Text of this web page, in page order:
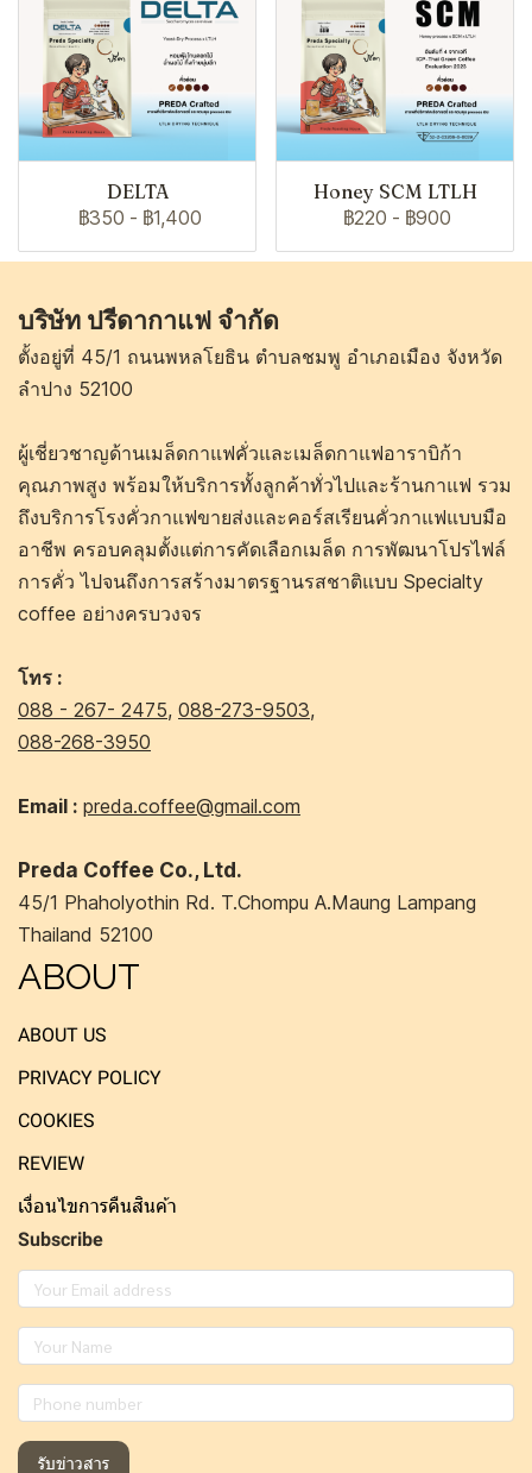
DELTA
฿350 - ฿1,400
Honey SCM LTLH
฿220 - ฿900
บริษัท ปรีดากาแฟ จำกัด
ตั้งอยู่ที่ 45/1 ถนนพหลโยธิน ตำบลชมพู อำเภอเมือง จังหวัด
ลำปาง 52100
ผู้เชี่ยวชาญด้านเมล็ดกาแฟคั่วและเมล็ดกาแฟอาราบิก้า
คุณภาพสูง พร้อมให้บริการทั้งลูกค้าทั่วไปและร้านกาแฟ รวม
ถึงบริการโรงคั่วกาแฟขายส่งและคอร์สเรียนคั่วกาแฟแบบมือ
อาชีพ ครอบคลุมตั้งแต่การคัดเลือกเมล็ด การพัฒนาโปรไฟล์
การคั่ว ไปจนถึงการสร้างมาตรฐานรสชาติแบบ Specialty
coffee อย่างครบวงจร
โทร :
088 - 267- 2475, 088-273-9503,
088-268-3950
Email : preda.coffee@gmail.com
Preda Coffee Co., Ltd.
45/1 Phaholyothin Rd. T.Chompu A.Maung Lampang
Thailand 52100
ABOUT
ABOUT US
PRIVACY POLICY
COOKIES
REVIEW
เงื่อนไขการคืนสินค้า
Subscribe
รับข่าวสาร